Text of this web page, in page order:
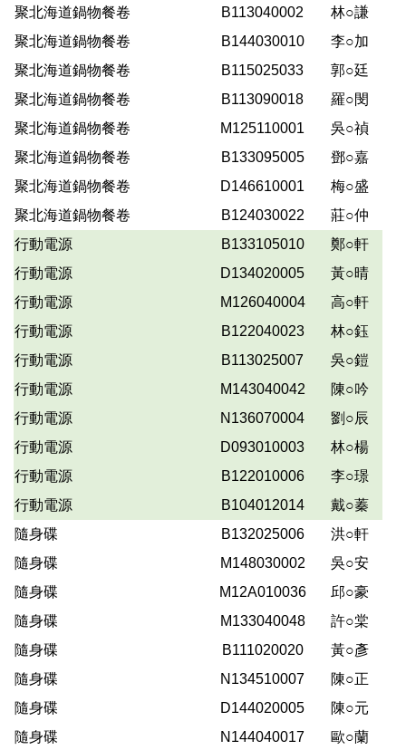
聚北海道鍋物餐卷
B113040002
林○謙
聚北海道鍋物餐卷
B144030010
李○加
聚北海道鍋物餐卷
B115025033
郭○廷
聚北海道鍋物餐卷
B113090018
羅○閔
聚北海道鍋物餐卷
M125110001
吳○禎
聚北海道鍋物餐卷
B133095005
鄧○嘉
聚北海道鍋物餐卷
D146610001
梅○盛
聚北海道鍋物餐卷
B124030022
莊○仲
行動電源
B133105010
鄭○軒
行動電源
D134020005
黃○晴
行動電源
M126040004
高○軒
行動電源
B122040023
林○鈺
行動電源
B113025007
吳○鎧
行動電源
M143040042
陳○吟
行動電源
N136070004
劉○辰
行動電源
D093010003
林○楊
行動電源
B122010006
李○璟
行動電源
B104012014
戴○蓁
隨身碟
B132025006
洪○軒
隨身碟
M148030002
吳○安
隨身碟
M12A010036
邱○豪
隨身碟
M133040048
許○棠
隨身碟
B111020020
黃○彥
隨身碟
N134510007
陳○正
隨身碟
D144020005
陳○元
隨身碟
N144040017 歐○蘭